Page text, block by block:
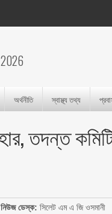
অর্থনীতি স্বাস্থ্য তথ্য
তদন্ত
নিউজ ডেস্ক:সিলেট এম এ জি ওসমানী